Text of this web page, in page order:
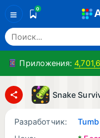
≡ 0
Приложения:
Snake
Разработчик: